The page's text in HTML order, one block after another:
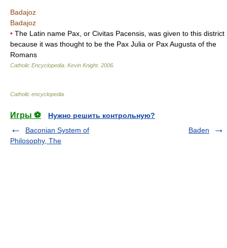
Badajoz
Badajoz
• The Latin name Pax, or Civitas Pacensis, was given to this district
because it was thought to be the Pax Julia or Pax Augusta of the
Romans
Catholic Encyclopedia Kevin Knight. 2006
Catholic encyclopedia
Игры ⚽
Нужно решить контрольную?
Baconian System of
Philosophy, The
Baden